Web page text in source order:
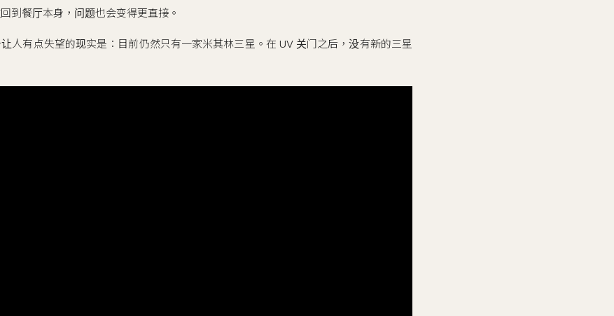
到餐厅本身，问题也会变得更直接。
人有点失望的现实是：目前仍然只有一家米其林三星。在 UV 关门之后，没有新的三星